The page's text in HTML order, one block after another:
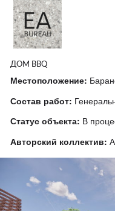
ДОМ BBQ
Местоположение:
Состав работ:
Статус объекта: В
Авторский коллектив: